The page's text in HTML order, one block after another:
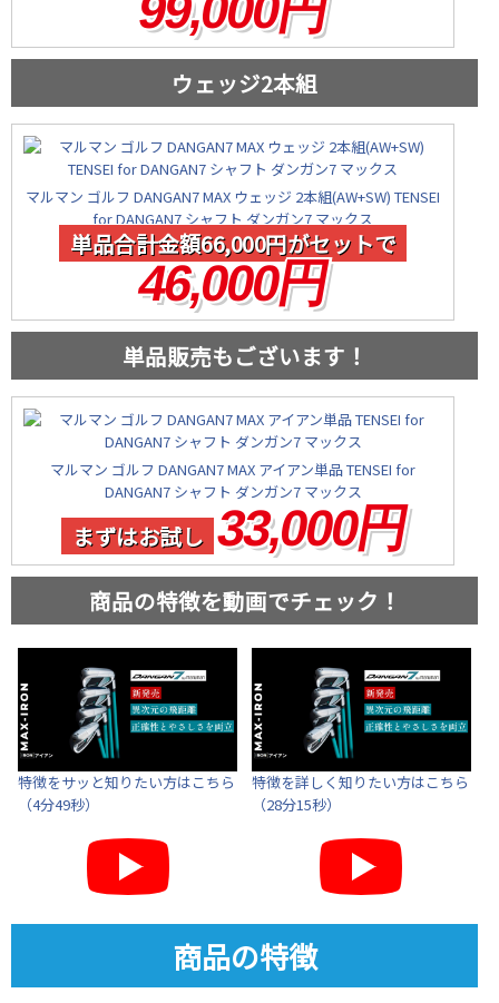
ウェッジ2本組
マルマン ゴルフ DANGAN7 MAX ウェッジ 2本組(AW+SW) TENSEI
for DANGAN7 シャフト ダンガン7 マックス
単品合計金額66,000円がセットで
46,000円
単品販売もございます！
マルマン ゴルフ DANGAN7 MAX アイアン単品 TENSEI for
DANGAN7 シャフト ダンガン7 マックス
まずはお試し 33,000円
商品の特徴を動画でチェック！
特徴をサッと知りたい方はこちら
（4分49秒）
特徴を詳しく知りたい方はこちら
（28分15秒）
商品の特徴